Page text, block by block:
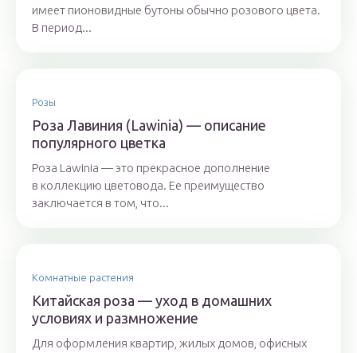
имеет пионовидные бутоны обычно розового цвета.
В период...
Розы
Роза Лавиния (Lawinia) — описание
популярного цветка
Роза Lawinia — это прекрасное дополнение
в коллекцию цветовода. Ее преимущество
заключается в том, что...
Комнатные растения
Китайская роза — уход в домашних
условиях и размножение
Для оформления квартир, жилых домов, офисных